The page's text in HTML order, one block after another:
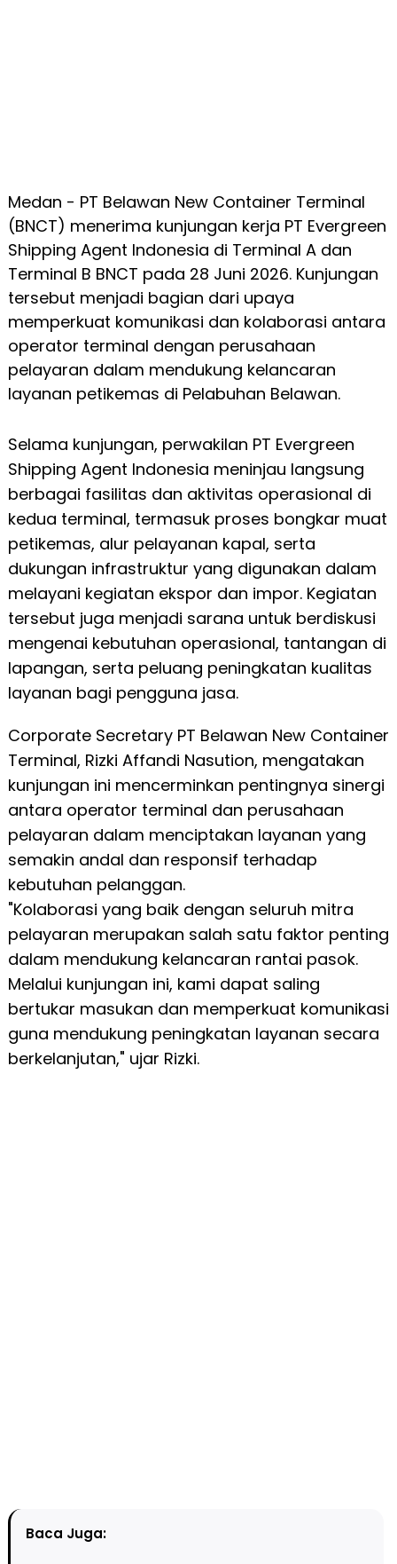
Medan - PT Belawan New Container Terminal
(BNCT) menerima kunjungan kerja PT Evergreen
Shipping Agent Indonesia di Terminal A dan
Terminal B BNCT pada 28 Juni 2026. Kunjungan
tersebut menjadi bagian dari upaya
memperkuat komunikasi dan kolaborasi antara
operator terminal dengan perusahaan
pelayaran dalam mendukung kelancaran
layanan petikemas di Pelabuhan Belawan.
Selama kunjungan, perwakilan PT Evergreen
Shipping Agent Indonesia meninjau langsung
berbagai fasilitas dan aktivitas operasional di
kedua terminal, termasuk proses bongkar muat
petikemas, alur pelayanan kapal, serta
dukungan infrastruktur yang digunakan dalam
melayani kegiatan ekspor dan impor. Kegiatan
tersebut juga menjadi sarana untuk berdiskusi
mengenai kebutuhan operasional, tantangan di
lapangan, serta peluang peningkatan kualitas
layanan bagi pengguna jasa.
Corporate Secretary PT Belawan New Container
Terminal, Rizki Affandi Nasution, mengatakan
kunjungan ini mencerminkan pentingnya sinergi
antara operator terminal dan perusahaan
pelayaran dalam menciptakan layanan yang
semakin andal dan responsif terhadap
kebutuhan pelanggan.
"Kolaborasi yang baik dengan seluruh mitra
pelayaran merupakan salah satu faktor penting
dalam mendukung kelancaran rantai pasok.
Melalui kunjungan ini, kami dapat saling
bertukar masukan dan memperkuat komunikasi
guna mendukung peningkatan layanan secara
berkelanjutan," ujar Rizki.
Baca Juga: